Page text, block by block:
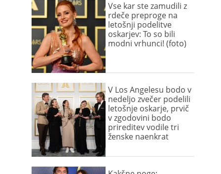
Vse kar ste zamudili z
rdeče preproge na
letošnji podelitve
oskarjev: To so bili
modni vrhunci! (foto)
V Los Angelesu bodo v
nedeljo zvečer podelili
letošnje oskarje, prvič
v zgodovini bodo
prireditev vodile tri
ženske naenkrat